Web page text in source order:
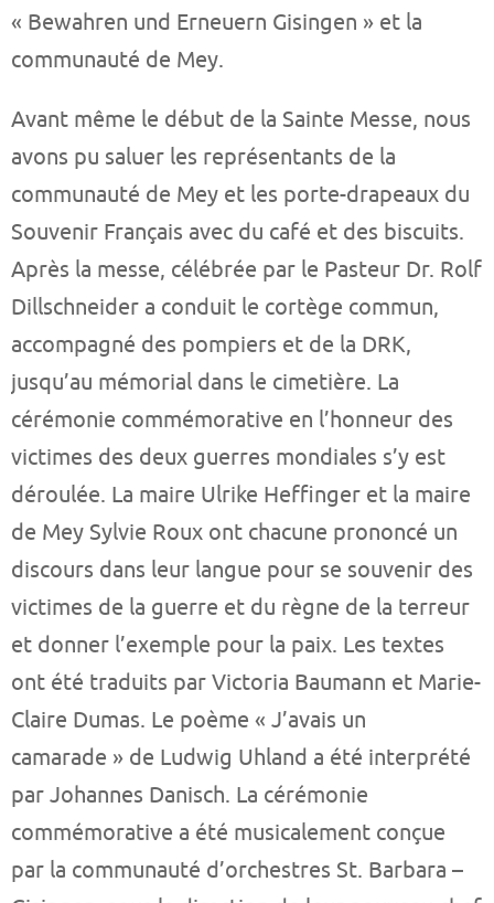
« Bewahren und Erneuern Gisingen » et la
communauté de Mey.
Avant même le début de la Sainte Messe, nous
avons pu saluer les représentants de la
communauté de Mey et les porte-drapeaux du
Souvenir Français avec du café et des biscuits.
Après la messe, célébrée par le Pasteur Dr. Rolf
Dillschneider a conduit le cortège commun,
accompagné des pompiers et de la DRK,
jusqu’au mémorial dans le cimetière. La
cérémonie commémorative en l’honneur des
victimes des deux guerres mondiales s’y est
déroulée. La maire Ulrike Heffinger et la maire
de Mey Sylvie Roux ont chacune prononcé un
discours dans leur langue pour se souvenir des
victimes de la guerre et du règne de la terreur
et donner l’exemple pour la paix. Les textes
ont été traduits par Victoria Baumann et Marie-
Claire Dumas. Le poème « J’avais un
camarade » de Ludwig Uhland a été interprété
par Johannes Danisch. La cérémonie
commémorative a été musicalement conçue
par la communauté d’orchestres St. Barbara –